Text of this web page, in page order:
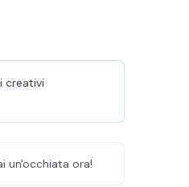
creativi
un'occhiata ora!